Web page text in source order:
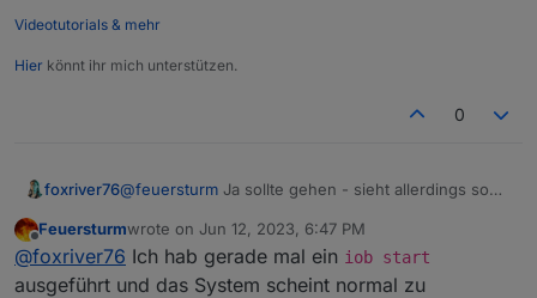
Objects type: jsonl
proxmox@ioBrokerTestsystem:~$ iob version
Spoiler
Videotutorials & mehr
Hier könnt ihr mich unterstützen.
0
foxriver76@feuersturm Ja sollte gehen - sieht allerdings so
Controller nicht wieder gestartet?
Offline
Feuersturmwrote on Jun 12, 2023, 6:47 PM
last edited by
@foxriver76 Ich hab gerade mal ein iob start
ausgeführt und das System scheint normal zu